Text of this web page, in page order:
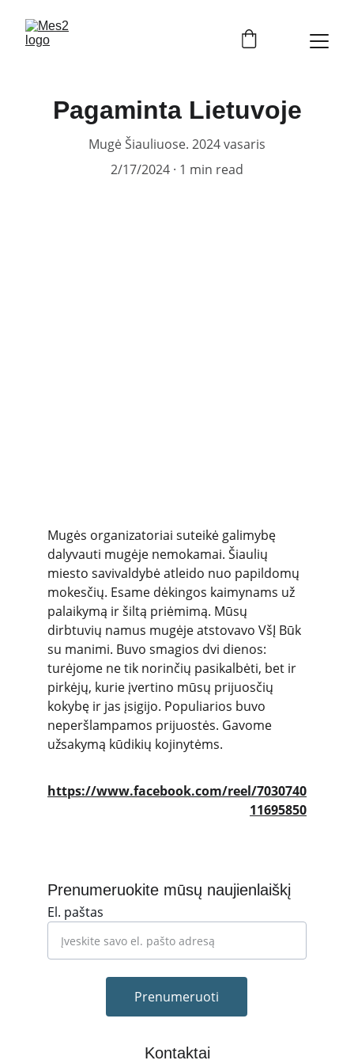
Pagaminta Lietuvoje
Mugė Šiauliuose. 2024 vasaris
2/17/2024 1 min read
Mugės organizatoriai suteikė galimybę
dalyvauti mugėje nemokamai. Šiaulių
miesto savivaldybė atleido nuo papildomų
mokesčių. Esame dėkingos kaimynams už
palaikymą ir šiltą priėmimą. Mūsų
dirbtuvių namus mugėje atstovavo VšĮ Būk
su manimi. Buvo smagios dvi dienos:
turėjome ne tik norinčių pasikalbėti, bet ir
pirkėjų, kurie įvertino mūsų prijuosčių
kokybę ir jas įsigijo. Populiarios buvo
neperšlampamos prijuostės. Gavome
užsakymą kūdikių kojinytėms.
https://www.facebook.com/reel/7030740
11695850
Kontaktai
El. paštas
Prenumeruoti
Prenumeruokite mūsų naujienlaiškį